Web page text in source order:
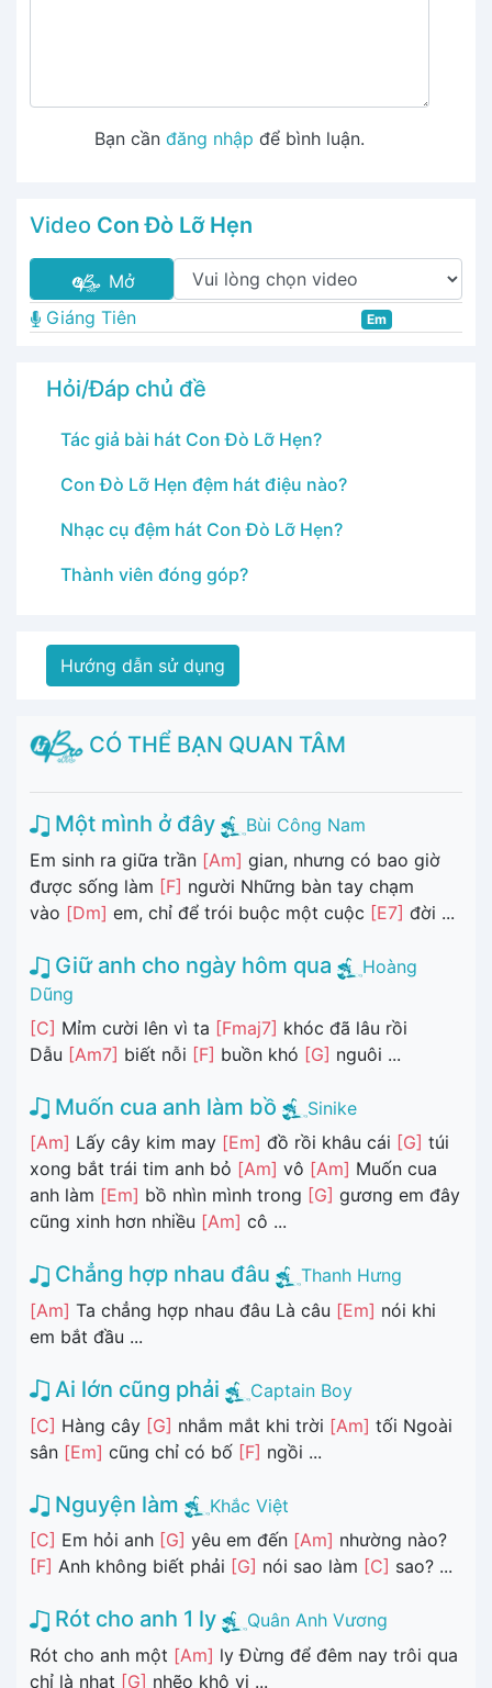
Bạn cần đăng nhập để bình luận.
Video Con Đò Lỡ Hẹn
Mở
Giáng Tiên
Em
Hỏi/Đáp chủ đề
Tác giả bài hát Con Đò Lỡ Hẹn?
Con Đò Lỡ Hẹn đệm hát điệu nào?
Nhạc cụ đệm hát Con Đò Lỡ Hẹn?
Thành viên đóng góp?
Hướng dẫn sử dụng
CÓ THỂ BẠN QUAN TÂM
Một mình ở đây
Bùi Công Nam
Em sinh ra giữa trần [Am] gian, nhưng có bao giờ
được sống làm [F] người Những bàn tay chạm
vào [Dm] em, chỉ để trói buộc một cuộc [E7] đời ...
Giữ anh cho ngày hôm qua
Hoàng
Dũng
[C] Mỉm cười lên vì ta [Fmaj7] khóc đã lâu rồi
Dẫu [Am7] biết nỗi [F] buồn khó [G] nguôi ...
Muốn cua anh làm bồ
Sinike
[Am] Lấy cây kim may [Em] đồ rồi khâu cái [G] túi
xong bắt trái tim anh bỏ [Am] vô [Am] Muốn cua
anh làm [Em] bồ nhìn mình trong [G] gương em đây
cũng xinh hơn nhiều [Am] cô ...
Chẳng hợp nhau đâu
Thanh Hưng
[Am] Ta chẳng hợp nhau đâu Là câu [Em] nói khi
em bắt đầu ...
Ai lớn cũng phải
Captain Boy
[C] Hàng cây [G] nhắm mắt khi trời [Am] tối Ngoài
sân [Em] cũng chỉ có bố [F] ngồi ...
Nguyện làm
Khắc Việt
[C] Em hỏi anh [G] yêu em đến [Am] nhường nào?
[F] Anh không biết phải [G] nói sao làm [C] sao? ...
Rót cho anh 1 ly
Quân Anh Vương
Rót cho anh một [Am] ly Đừng để đêm nay trôi qua
chỉ là nhạt [G] nhẽo khô vị ...